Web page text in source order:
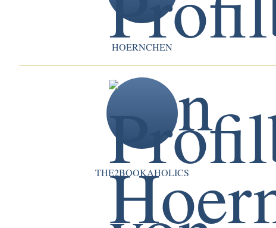
HOERNCHEN
THE2BOOKAHOLICS